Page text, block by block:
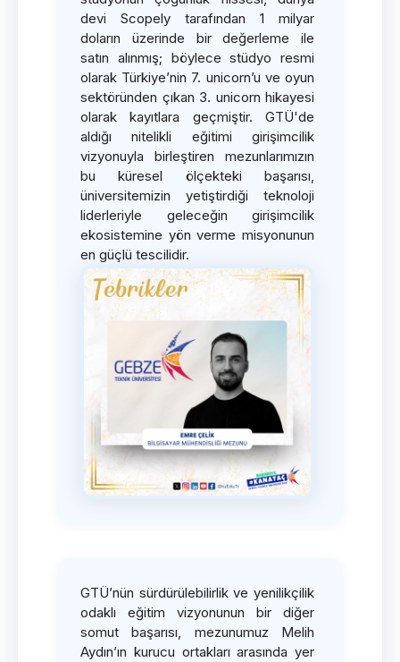
devi Scopely tarafından 1 milyar
doların üzerinde bir değerleme ile
satın alınmış; böylece stüdyo resmi
olarak Türkiye’nin 7. unicorn’u ve oyun
sektöründen çıkan 3. unicorn hikayesi
olarak kayıtlara geçmiştir. GTÜ'de
aldığı nitelikli eğitimi girişimcilik
vizyonuyla birleştiren mezunlarımızın
bu küresel ölçekteki başarısı,
üniversitemizin yetiştirdiği teknoloji
liderleriyle geleceğin girişimcilik
ekosistemine yön verme misyonunun
en güçlü tescilidir.
GTÜ’nün sürdürülebilirlik ve yenilikçilik
odaklı eğitim vizyonunun bir diğer
somut başarısı, mezunumuz Melih
Aydın’ın kurucu ortakları arasında yer